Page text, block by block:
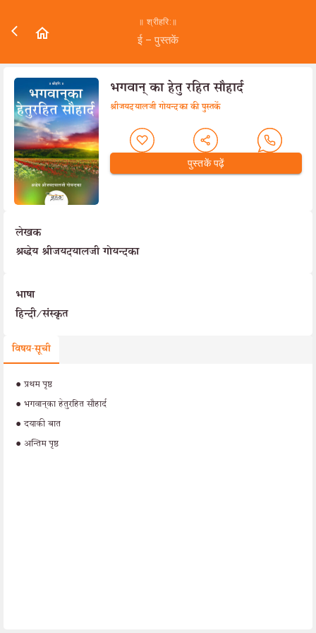
॥ श्रीहरि:॥
ई – पुस्तकें
भगवान् का हेतु रहित सौहार्द
श्रीजयदयालजी गोयन्दका की पुस्तकें
पुस्तकें पढ़ें
लेखक
श्रद्धेय श्रीजयदयालजी गोयन्दका
भाषा
हिन्दी/संस्कृत
विषय-सूची
•प्रथम पृष्ठ
• भगवान‍्का हेतुरहित सौहार्द
•दयाकी बात
• अन्तिम पृष्ठ